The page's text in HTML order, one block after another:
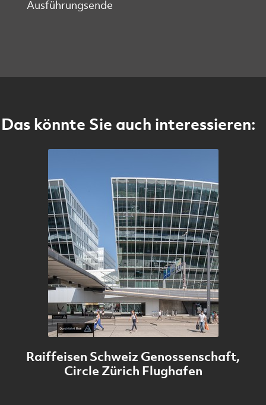
Ausführungsende
Das könnte Sie auch interessieren:
Raiffeisen Schweiz Genossenschaft,
Circle Zürich Flughafen